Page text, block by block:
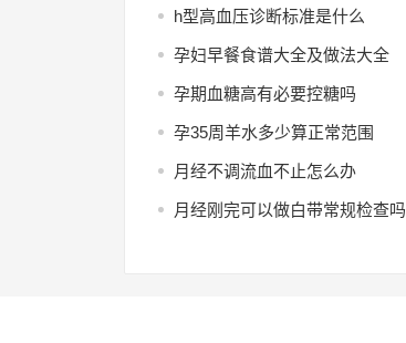
h型高血压诊断标准是什么
孕妇早餐食谱大全及做法大全
孕期血糖高有必要控糖吗
孕35周羊水多少算正常范围
月经不调流血不止怎么办
月经刚完可以做白带常规检查吗